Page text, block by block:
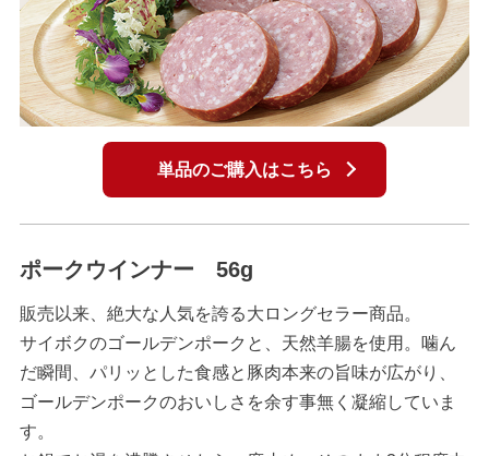
単品のご購入はこちら
ポークウインナー 56g
販売以来、絶大な人気を誇る大ロングセラー商品。
サイボクのゴールデンポークと、天然羊腸を使用。噛ん
だ瞬間、パリッとした食感と豚肉本来の旨味が広がり、
ゴールデンポークのおいしさを余す事無く凝縮していま
す。